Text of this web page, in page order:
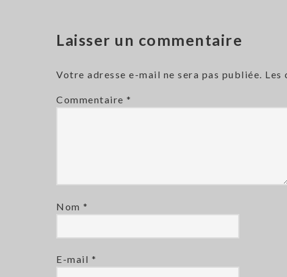
Laisser un commentaire
Votre adresse e-mail ne sera pas publiée. Les
Commentaire *
Nom *
E-mail *